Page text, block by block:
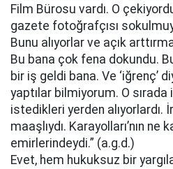
Film Bürosu vardı. O
gazete fotoğrafçısı
Bunu alıyorlar ve açık
Bu bana çok fena dokundu.
bir iş geldi bana. Ve ‘iğrenç’
yaptılar bilmiyorum. O sırada
istedikleri yerden
maaşlıydı. Karayolları’nın ne
emirlerindeydi.” (a.g.d.)
Evet, hem hukuksuz bir